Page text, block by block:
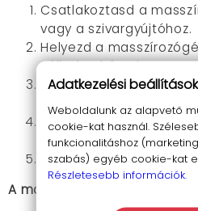
Csatlakoztasd a
vagy a szivargyújtóhoz.
Helyezd a
válladra, hátadra vagy
Válaszd ki a kívánt
forgásirányt.
Állítsd be a masszázs
tartópántok húzásával.
Dőlj hátra és élvezd a
A masszírozó oldalán
Adatkezelési beállítások
Weboldalunk az alapvető
cookie-kat használ.
funkcionalitáshoz
szabás) egyéb cookie-kat
Részletesebb információk.